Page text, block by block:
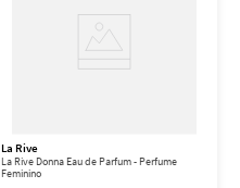
La Rive
La Rive Donna Eau de Parfum - Perfume
Feminino